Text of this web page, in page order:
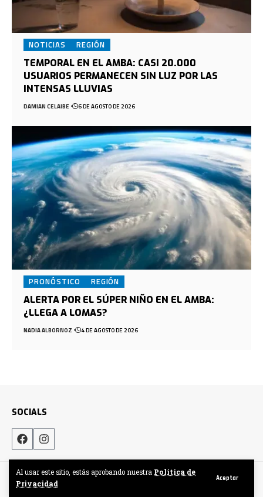
Al usar este sitio, estás aprobando nuestra Politica de
Privacidad
Aceptar
NOTICIAS REGIÓN
TEMPORAL EN EL AMBA: CASI 20.000
USUARIOS PERMANECEN SIN LUZ POR LAS
INTENSAS LLUVIAS
DAMIAN CELAIBE 6 DE AGOSTO DE 2026
PRONÓSTICO REGIÓN
ALERTA POR EL SÚPER NIÑO EN EL AMBA:
¿LLEGA A LOMAS?
NADIA ALBORNOZ 4 DE AGOSTO DE 2026
SOCIALS
Hecho por DigitalCrew